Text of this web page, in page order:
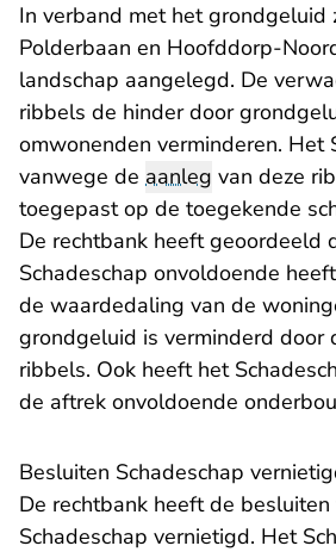
In verband met het grondgeluid
Polderbaan en Hoofddorp-
landschap aangelegd. De
ribbels de hinder door
omwonenden verminderen. Het
vanwege de aanleg van deze
toegepast op de toegekende
De rechtbank heeft geoordeeld
Schadeschap onvoldoende
de waardedaling van de
grondgeluid is verminderd door
ribbels. Ook heeft het
de aftrek onvoldoende
Besluiten Schadeschap
De rechtbank heeft de
Schadeschap vernietigd. Het